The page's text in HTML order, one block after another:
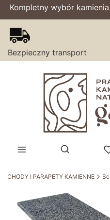
Kompletny wybór
Bezpieczny transport
Otwórz
SCHODY I PARAPETY KAMIENNE